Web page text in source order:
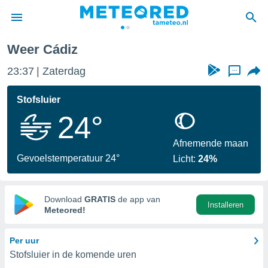
door
verstrekte
hoge
hebt de
voor
op basis
Weer Cádiz
23:37 Zaterdag ...
Stofsluier
24°
Gevoelstemperatuur 24°
Afnemende maan
Licht:24%
Download GRATIS de app van
Meteored!
Installeren
Per uur
Stofsluier in de komende uren